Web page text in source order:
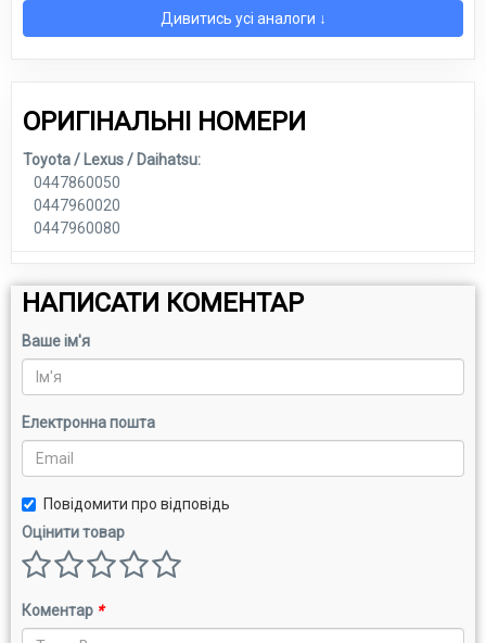
Дивитись усі аналоги ↓
ОРИГІНАЛЬНІ НОМЕРИ
Toyota / Lexus / Daihatsu:
0447860050
0447960020
0447960080
НАПИСАТИ КОМЕНТАР
Ваше ім'я
Електронна пошта
Повідомити про відповідь
Оцінити товар
Коментар *